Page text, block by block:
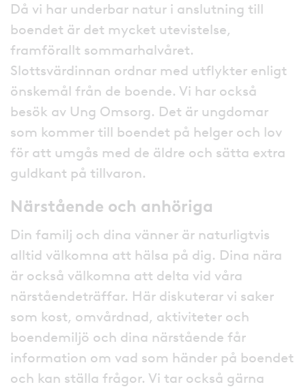
Då vi har underbar natur i anslutning till
boendet är det mycket utevistelse,
framförallt sommarhalvåret.
Slottsvärdinnan ordnar med utflykter enligt
önskemål från de boende. Vi har också
besök av Ung Omsorg. Det är ungdomar
som kommer till boendet på helger och lov
för att umgås med de äldre och sätta extra
guldkant på tillvaron.
Närstående och anhöriga
Din familj och dina vänner är naturligtvis
alltid välkomna att hälsa på dig. Dina nära
är också välkomna att delta vid våra
närståendeträffar. Här diskuterar vi saker
som kost, omvårdnad, aktiviteter och
boendemiljö och dina närstående får
information om vad som händer på boendet
och kan ställa frågor. Vi tar också gärna